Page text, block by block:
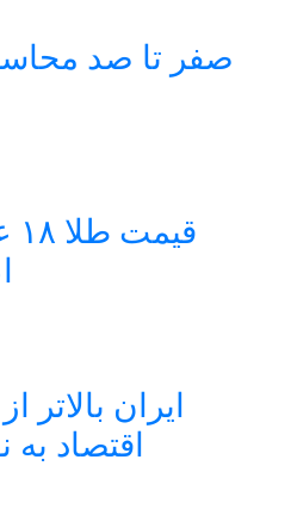
صفر تا صد
ایران بالاتر
اقتصاد